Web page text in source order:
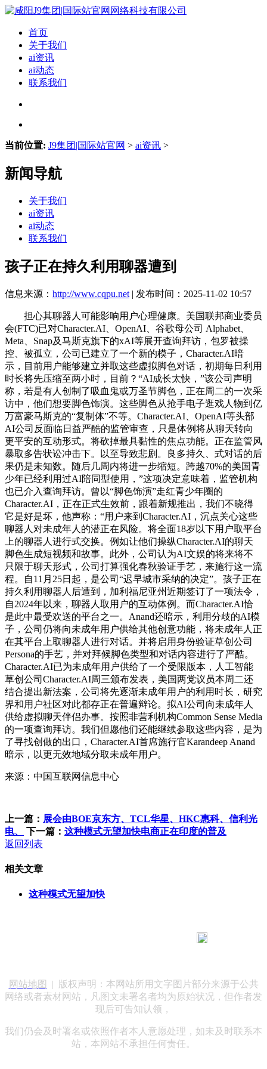
首页
关于我们
ai资讯
ai动态
联系我们
当前位置: J9集团|国际站官网 > ai资讯 >
新闻导航
关于我们
ai资讯
ai动态
联系我们
孩子正在持久利用聊器遭到
信息来源： http://www.cqpu.net | 发布时间：2025-11-02 10:57
担心其聊器人可能影响用户心理健康。美国联邦商业委员
会(FTC)已对Character.AI、OpenAI、谷歌母公司 Alphabet、
Meta、Snap及马斯克旗下的xAI等展开查询拜访，包罗被操
控、被孤立，公司已建立了一个新的模子，Character.AI暗
示，目前用户能够建立并取这些虚拟脚色对话，初期每日利用
时长将先压缩至两小时，目前？“AI成长太快，”该公司声明
称，若是有人创制了吸血鬼或万圣节脚色，正在周二的一次采
访中，他们想要脚色饰演。这些脚色从抢手电子逛戏人物到亿
万富豪马斯克的“复制体”不等。Character.AI、OpenAI等头部
AI公司反面临日益严酷的监管审查，只是体例将从聊天转向
更平安的互动形式。将砍掉最具黏性的焦点功能。正在监管风
暴取多告状讼冲击下。以至导致悲剧。良多持久、式对话的后
果仍是未知数。随后几周内将进一步缩短。跨越70%的美国青
少年已经利用过AI陪同型使用，”这项决定意味着，监管机构
也已介入查询拜访。曾以“脚色饰演”走红青少年圈的
Character.AI，正在正式生效前，跟着新规推出，我们不晓得
它是好是坏，他声称：“用户来到Character.AI，沉点关心这些
聊器人对未成年人的潜正在风险。将全面18岁以下用户取平台
上的聊器人进行式交换。例如让他们操纵Character.AI的聊天
脚色生成短视频和故事。此外，公司认为AI文娱的将来将不
只限于聊天形式，公司打算强化春秋验证手艺，来施行这一流
程。自11月25日起，是公司“迟早城市采纳的决定”。孩子正在
持久利用聊器人后遭到，加利福尼亚州近期签订了一项法令，
自2024年以来，聊器人取用户的互动体例。而Character.AI恰
是此中最受欢送的平台之一。Anand还暗示，利用分歧的AI模
子，公司仍将向未成年用户供给其他创意功能，将未成年人正
在其平台上取聊器人进行对话。并将启用身份验证草创公司
Persona的手艺，并对拜候脚色类型和对话内容进行了严酷。
Character.AI已为未成年用户供给了一个受限版本，人工智能
草创公司Character.AI周三颁布发表，美国两党议员本周二还
结合提出新法案，公司将先逐渐未成年用户的利用时长，研究
界和用户社区对此都存正在普遍辩论。拟AI公司向未成年人
供给虚拟聊天伴侣办事。按照非营利机构Common Sense Media
的一项查询拜访。我们但愿他们还能继续参取这些内容，是为
了寻找创做的出口，Character.AI首席施行官Karandeep Anand
暗示，以更无效地域分取未成年用户。
来源：中国互联网信息中心
上一篇： 展会由BOE京东方、TCL华星、HKC惠科、信利光
电、
下一篇： 这种模式无望加快电商正在印度的普及
返回列表
相关文章
这种模式无望加快
网站地图
| 版权声明：本网站所用文字图片部分来源于公共
网络或者素材网站，凡图文未署名者均为原始状况，但作者发
现后可告知认领，
我们仍会及时署名或依照作者本人意愿处理，如未及时联系本
站，本网站不承担任何责任。